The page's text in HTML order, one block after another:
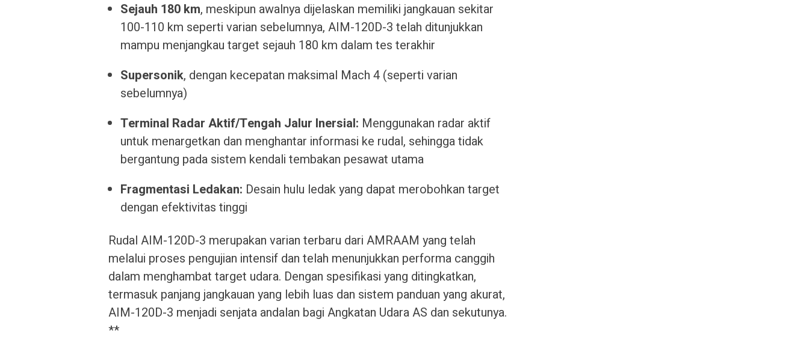
Sejauh 180 km, meskipun awalnya dijelaskan memiliki jangkauan sekitar
100-110 km seperti varian sebelumnya, AIM-120D-3 telah ditunjukkan
mampu menjangkau target sejauh 180 km dalam tes terakhir
Supersonik, dengan kecepatan maksimal Mach 4 (seperti varian
sebelumnya)
Terminal Radar Aktif/Tengah Jalur Inersial: Menggunakan radar aktif
untuk menargetkan dan menghantar informasi ke rudal, sehingga tidak
bergantung pada sistem kendali tembakan pesawat utama
Fragmentasi Ledakan: Desain hulu ledak yang dapat merobohkan target
dengan efektivitas tinggi
Rudal AIM-120D-3 merupakan varian terbaru dari AMRAAM yang telah
melalui proses pengujian intensif dan telah menunjukkan performa canggih
dalam menghambat target udara. Dengan spesifikasi yang ditingkatkan,
termasuk panjang jangkauan yang lebih luas dan sistem panduan yang akurat,
AIM-120D-3 menjadi senjata andalan bagi Angkatan Udara AS dan sekutunya.
**